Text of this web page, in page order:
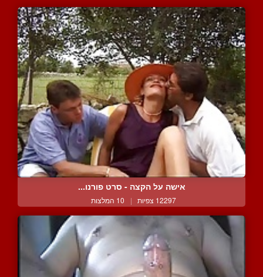
אישה על הקצה - סרט פורנו...
12297 צפיות | 10 המלצות